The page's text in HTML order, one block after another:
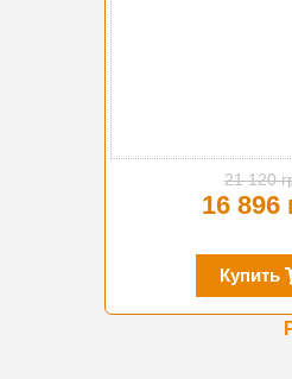
21 120
16 896
Купить